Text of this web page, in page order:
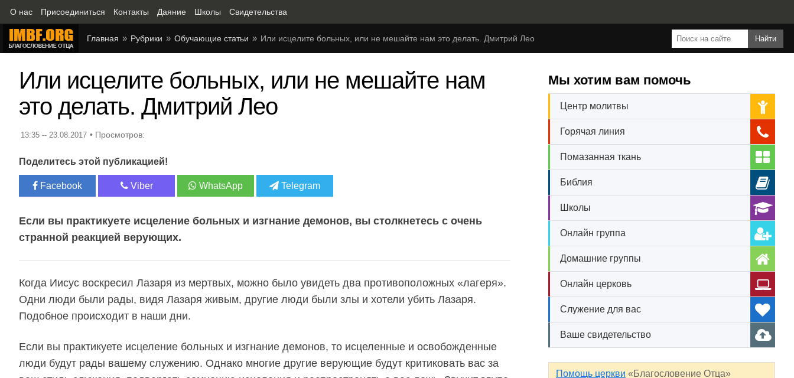
О нас Присоединиться Контакты Даяние Школы Свидетельства
Главная Рубрики Обучающие статьи Или исцелите больных, или не мешайте нам это делать. Дмитрий Лео
Или исцелите больных, или не мешайте нам
это делать. Дмитрий Лео
13:35 -- 23.08.2017
Поделитесь этой публикацией!
Facebook Viber WhatsApp Telegram
Если вы практикуете исцеление больных и изгнание демонов, вы столкнетесь с очень
странной реакцией верующих.
Когда Иисус воскресил Лазаря из мертвых, можно было увидеть два противоположных «лагеря».
Одни люди были рады, видя Лазаря живым, другие люди были злы и хотели убить Лазаря.
Подобное происходит в наши дни.
Если вы практикуете исцеление больных и изгнание демонов, то исцеленные и освобожденные
люди будут рады вашему служению. Однако многие другие верующие будут критиковать вас за
Мы хотим вам помочь
Центр молитвы
Горячая линия
Помазанная ткань
Библия
Школы
Онлайн группа
Домашние группы
Онлайн церковь
Служение для вас
Ваше свидетельство
Помощь церкви «Благословение Отца»